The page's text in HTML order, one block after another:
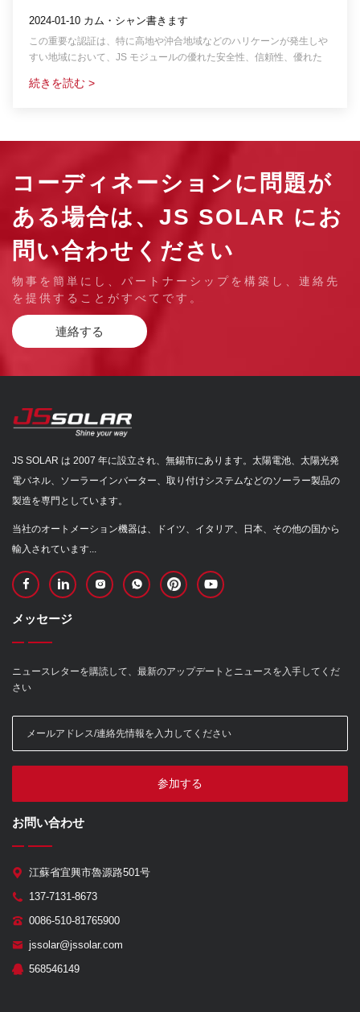
を取得しました。
2024-01-10 カム・シャン書きます
この重要な認証は、特に高地や沖合地域などのハリケーンが発生しや
すい地域において、JS モジュールの優れた安全性、信頼性、優れた
続きを読む >
コーディネーションに問題が
ある場合は、JS SOLAR にお
問い合わせください
物事を簡単にし、パートナーシップを構築し、連絡先
を提供することがすべてです。
連絡する
JS SOLAR は 2007 年に設立され、無錫市にあります。太陽電池、太陽光発
電パネル、ソーラーインバーター、取り付けシステムなどのソーラー製品の
製造を専門としています。
当社のオートメーション機器は、ドイツ、イタリア、日本、その他の国から
輸入されています...
メッセージ
ニュースレターを購読して、最新のアップデートとニュースを入手してくだ
さい
参加する
お問い合わせ
江蘇省宜興市魯源路501号
137-7131-8673
0086-510-81765900
jssolar@jssolar.com
568546149